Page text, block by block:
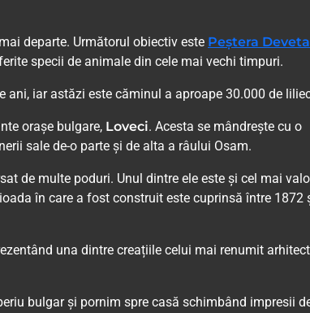
departe. Următorul obiectiv este Peștera
specii de animale din cele mai vechi timpuri.
ani, iar astăzi este căminul a aproape 30.000 de
orașe bulgare, Loveci. Acesta se mândrește cu o
sale de-o parte și de alta a râului Osam.
de multe poduri. Unul dintre ele este și cel mai
în care a fost construit este cuprinsă între 1872
una dintre creațiile celui mai renumit arhitect
bulgar și pornim spre casă schimbând impresii